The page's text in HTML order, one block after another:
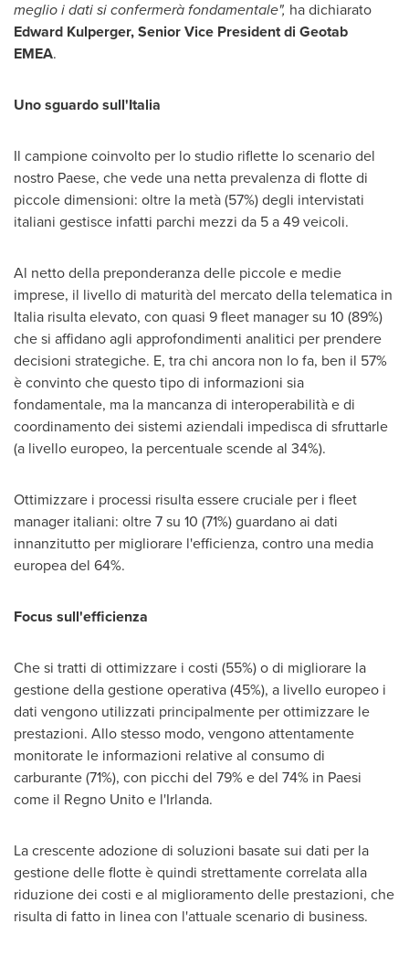
meglio i dati si confermerà fondamentale", ha dichiarato
Edward Kulperger, Senior Vice President di Geotab
EMEA.
Uno sguardo sull'Italia
Il campione coinvolto per lo studio riflette lo scenario del
nostro Paese, che vede una netta prevalenza di flotte di
piccole dimensioni: oltre la metà (57%) degli intervistati
italiani gestisce infatti parchi mezzi da 5 a 49 veicoli.
Al netto della preponderanza delle piccole e medie
imprese, il livello di maturità del mercato della telematica in
Italia risulta elevato, con quasi 9 fleet manager su 10 (89%)
che si affidano agli approfondimenti analitici per prendere
decisioni strategiche. E, tra chi ancora non lo fa, ben il 57%
è convinto che questo tipo di informazioni sia
fondamentale, ma la mancanza di interoperabilità e di
coordinamento dei sistemi aziendali impedisca di sfruttarle
(a livello europeo, la percentuale scende al 34%).
Ottimizzare i processi risulta essere cruciale per i fleet
manager italiani: oltre 7 su 10 (71%) guardano ai dati
innanzitutto per migliorare l'efficienza, contro una media
europea del 64%.
Focus sull'efficienza
Che si tratti di ottimizzare i costi (55%) o di migliorare la
gestione della gestione operativa (45%), a livello europeo i
dati vengono utilizzati principalmente per ottimizzare le
prestazioni. Allo stesso modo, vengono attentamente
monitorate le informazioni relative al consumo di
carburante (71%), con picchi del 79% e del 74% in Paesi
come il Regno Unito e l'Irlanda.
La crescente adozione di soluzioni basate sui dati per la
gestione delle flotte è quindi strettamente correlata alla
riduzione dei costi e al miglioramento delle prestazioni, che
risulta di fatto in linea con l'attuale scenario di business.